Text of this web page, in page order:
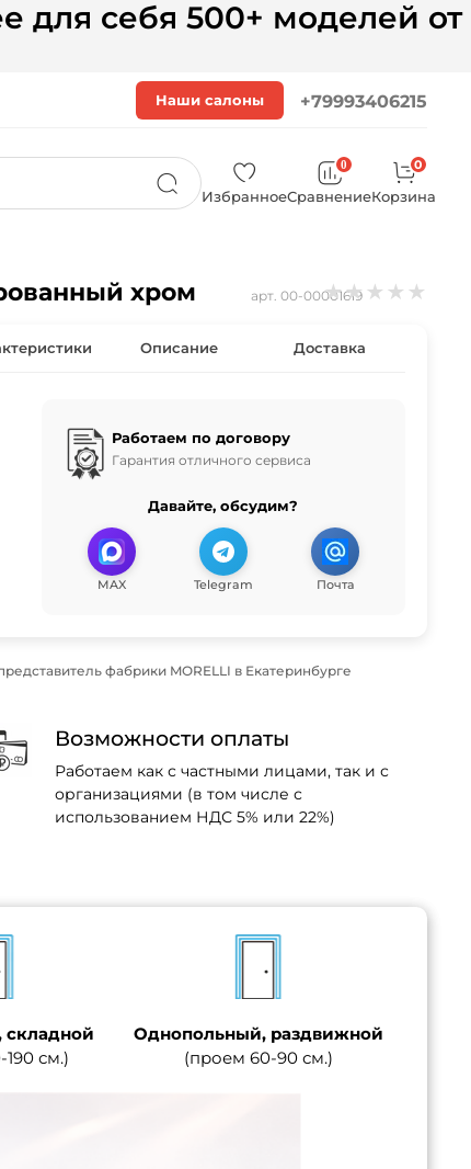
для себя 500+ моделей от
Наши салоны +79993406215
Избранное
0
Сравнение
0
Корзина
хром арт. 00-00001619
★★ ★ ★ ★
Описание Доставка
Работаем по договору
Гарантия отличного сервиса
Давайте, обсудим?
MAX Telegram Почта
фабрики MORELLI в Екатеринбурге
Возможности оплаты
Работаем как с частными лицами, так и с
организациями (в том числе с
использованием НДС 5% или 22%)
складной
см.)
Однопольный, раздвижной
(проем 60-90 см.)